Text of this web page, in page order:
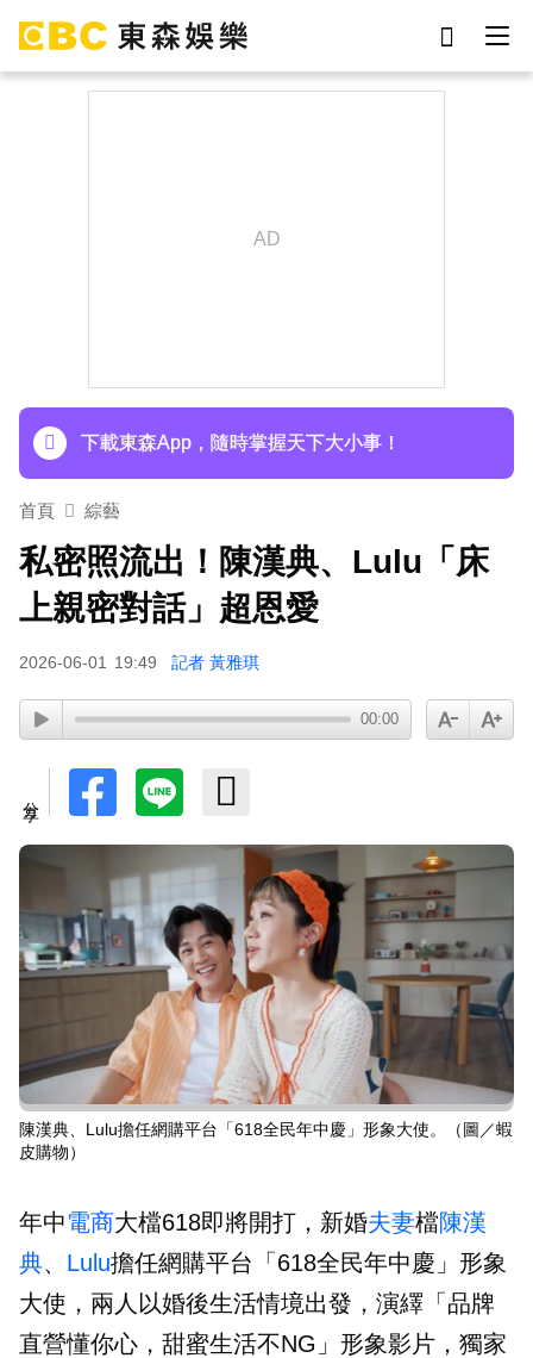
下載東森App，隨時掌握天下大小事！
首頁 綜藝
私密照流出！陳漢典、Lulu「床
上親密對話」超恩愛
2026-06-01 19:49 記者 黃雅琪
00:00
陳漢典、Lulu擔任網購平台「618全民年中慶」形象大使。（圖／蝦
皮購物）
年中電商大檔618即將開打，新婚夫妻檔陳漢
典、 Lulu擔任網購平台「618全民年中慶」形象
大使，兩人以婚後生活情境出發，演繹「品牌
直營懂你心，甜蜜生活不NG」形象影片，獨家